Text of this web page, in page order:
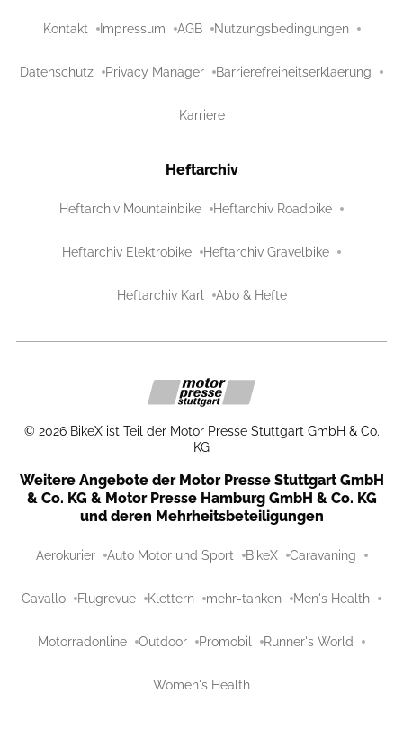
Kontakt Impressum AGB Nutzungsbedingungen
Datenschutz Privacy Manager Barrierefreiheitserklaerung
Karriere
Heftarchiv
Heftarchiv Mountainbike Heftarchiv Roadbike
Heftarchiv Elektrobike Heftarchiv Gravelbike
Heftarchiv Karl Abo & Hefte
© 2026 BikeX ist Teil der Motor Presse Stuttgart GmbH & Co.
KG
Weitere Angebote der Motor Presse Stuttgart GmbH
& Co. KG & Motor Presse Hamburg GmbH & Co. KG
und deren Mehrheitsbeteiligungen
Aerokurier Auto Motor und Sport BikeX Caravaning
Cavallo Flugrevue Klettern mehr-tanken Men's Health
Motorradonline Outdoor Promobil Runner's World
Women's Health